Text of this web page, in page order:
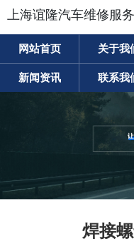
上海谊隆汽车维修服
网站首页 关于我
新闻资讯 联系我
焊接